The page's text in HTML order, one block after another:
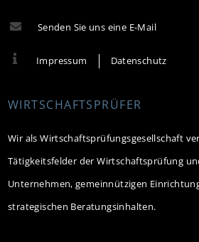
Senden Sie uns eine E-Mail
Impressum Datenschutz
WIRTSCHAFTSPRÜFER
Wir als Wirtschaftsprüfungsgesellschaft
Tätigkeitsfelder der Wirtschaftsprüfung
Unternehmen, gemeinnützigen
strategischen Beratungsinhalten.